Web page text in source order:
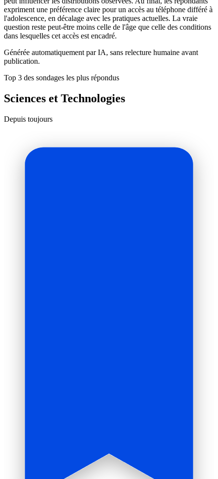
expriment une préférence claire pour un accès au téléphone différé à
l'adolescence, en décalage avec les pratiques actuelles. La vraie
question reste peut-être moins celle de l'âge que celle des conditions
dans lesquelles cet accès est encadré.
Générée automatiquement par IA, sans relecture humaine avant
publication.
Top 3 des sondages les plus répondus
Sciences et Technologies
Depuis toujours